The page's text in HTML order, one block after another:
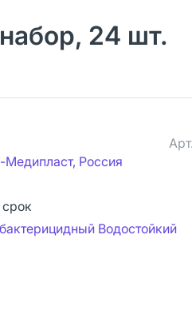
24 шт.
Арт.
Медипласт, Россия
Водостойкий